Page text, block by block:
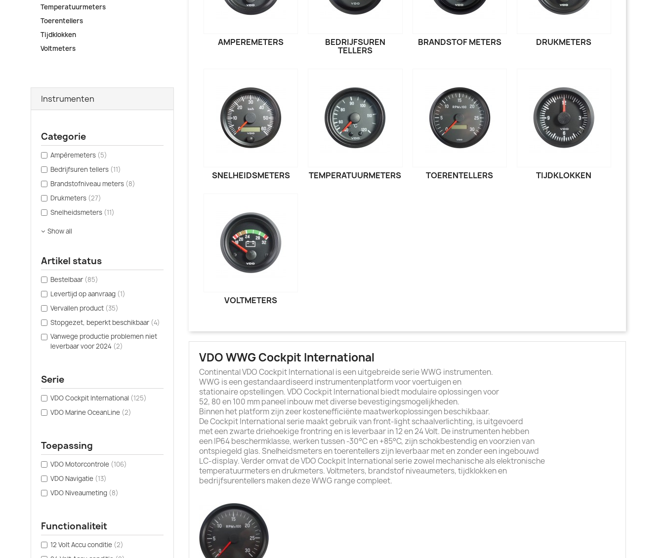
Temperatuurmeters
Toerentellers
Tijdklokken
Voltmeters
Instrumenten
Categorie
Ampèremeters (5)
Bedrijfsuren tellers (11)
Brandstofniveau meters (8)
Drukmeters (27)
Snelheidsmeters (11)
Show all
Artikel status
Bestelbaar (85)
Levertijd op aanvraag (1)
Vervallen product (35)
Stopgezet, beperkt beschikbaar (4)
Vanwege productie problemen niet
leverbaar voor 2024 (2)
Serie
VDO Cockpit International (125)
VDO Marine OceanLine (2)
Toepassing
VDO Motorcontrole (106)
VDO Navigatie (13)
VDO Niveaumeting (8)
Functionaliteit
12 Volt Accu conditie (2)
AMPEREMETERS BEDRIJFSUREN
TELLERS
BRANDSTOF METERS DRUKMETERS
SNELHEIDSMETERS TEMPERATUURMETERS TOERENTELLERS TIJDKLOKKEN
VOLTMETERS
VDO WWG Cockpit International
Continental VDO Cockpit International is een uitgebreide serie WWG instrumenten.
WWG is een gestandaardiseerd instrumentenplatform voor voertuigen en
stationaire opstellingen. VDO Cockpit International biedt modulaire oplossingen voor
52, 80 en 100 mm paneel inbouw met diverse bevestigingsmogelijkheden.
Binnen het platform zijn zeer kostenefficiënte maatwerkoplossingen beschikbaar.
De Cockpit International serie maakt gebruik van front-light schaalverlichting, is uitgevoerd
met een zwarte driehoekige frontring en is leverbaar in 12 en 24 Volt. De instrumenten hebben
een IP64 beschermklasse, werken tussen -30°C en +85°C, zijn schokbestendig en voorzien van
ontspiegeld glas. Snelheidsmeters en toerentellers zijn leverbaar met en zonder een ingebouwd
LC-display. Verder omvat de VDO Cockpit International serie zowel mechanische als elektronische
temperatuurmeters en drukmeters. Voltmeters, brandstof niveaumeters, tijdklokken en
bedrijfsurentellers maken deze WWG range compleet.